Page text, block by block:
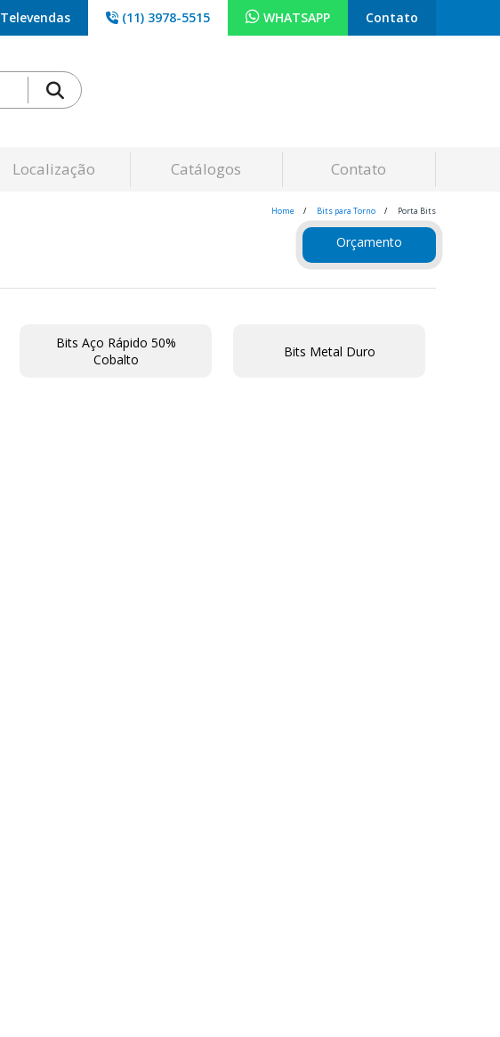
Contato
WHATSAPP
(11) 3978-5515
Televendas
Localização Catálogos Contato
Home Bits para Torno Porta Bits
Orçamento
Bits Aço Rápido 50%
Cobalto
Bits Metal Duro